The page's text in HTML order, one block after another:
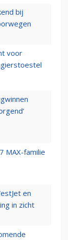
bij
voor
MAX-familie
en
in zicht